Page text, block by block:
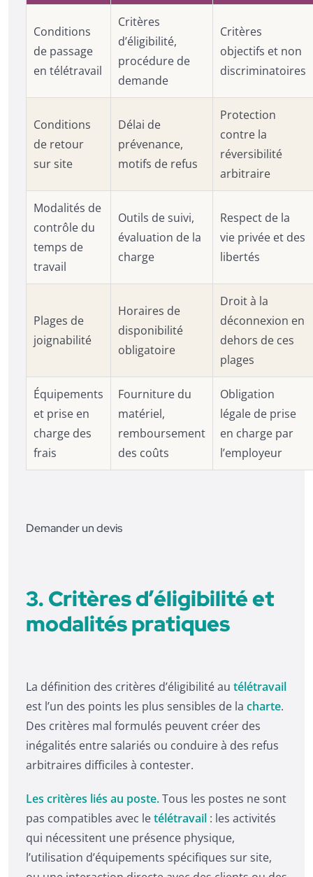
Conditions
de passage
en télétravail
Critères
d’éligibilité,
procédure de
demande
Critères
objectifs et non
discriminatoires
Conditions
de retour
sur site
Délai de
prévenance,
motifs de refus
Protection
contre la
réversibilité
arbitraire
Modalités de
contrôle du
temps de
travail
Outils de suivi,
évaluation de la
charge
Respect de la
vie privée et des
libertés
Plages de
joignabilité
Horaires de
disponibilité
obligatoire
Droit à la
déconnexion en
dehors de ces
plages
Équipements
et prise en
charge des
frais
Fourniture du
matériel,
remboursement
des coûts
Obligation
légale de prise
en charge par
l’employeur
Demander un devis
3. Critères d’éligibilité et
modalités pratiques
La définition des critères d’éligibilité au télétravail
est l’un des points les plus sensibles de la charte.
Des critères mal formulés peuvent créer des
inégalités entre salariés ou conduire à des refus
arbitraires difficiles à contester.
Les critères liés au poste.Tous les postes ne sont
pas compatibles avec letélétravail : les activités
qui nécessitent une présence physique,
l’utilisation d’équipements spécifiques sur site,